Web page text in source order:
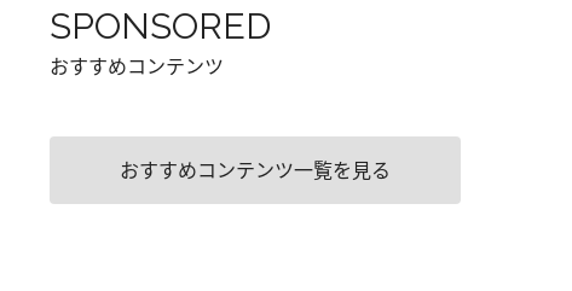
SPONSORED
おすすめコンテンツ
おすすめコンテンツ一覧を見る